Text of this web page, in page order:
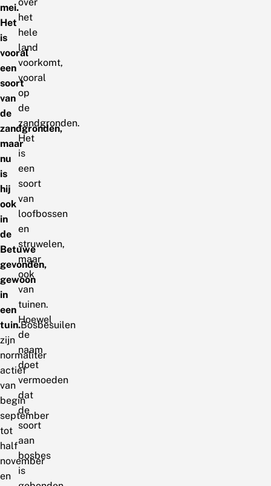
mei.
Het
is
vooral
een
soort
van
de
zandgronden,
maar
nu
is
hij
ook
in
de
Betuwe
gevonden,
gewoon
in
een
tuin.Bosbesuilen
zijn
normaliter
actief
van
begin
september
tot
half
november
en
het
hele
land
voorkomt,
vooral
op
de
zandgronden.
Het
is
een
soort
van
loofbossen
en
struwelen,
maar
ook
van
tuinen.
Hoewel
de
naam
doet
vermoeden
dat
de
soort
aan
bosbes
is